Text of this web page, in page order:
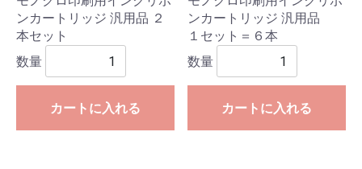
ンカートリッジ 汎用品 ２
本セット
数量
カートに入れる
ンカートリッジ 汎用品
１セット＝６本
数量
カートに入れる